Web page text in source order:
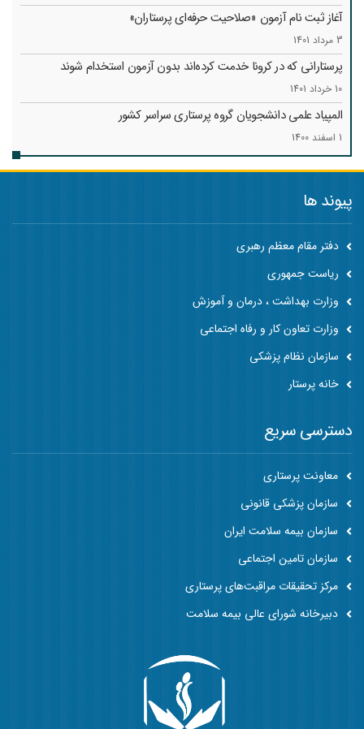
آغاز ثبت نام آزمون «صلاحیت حرفه‌ای پرستاران»
3 مرداد 1401
پرستارانی که در کرونا خدمت کرد‌ه‌اند بدون آزمون استخدام شوند
10 خرداد 1401
المپیاد علمی دانشجویان گروه پرستاری سراسر کشور
1 اسفند 1400
پیوند ها
دفتر مقام معظم رهبری
ریاست جمهوری
وزارت بهداشت ، درمان و آموزش
وزارت تعاون کار و رفاه اجتماعی
سازمان نظام پزشکی
خانه پرستار
دسترسی سریع
معاونت پرستاری
سازمان پزشکی قانونی
سازمان بیمه سلامت ایران
سازمان تامین اجتماعی
مرکز تحقیقات مراقبت‌های پرستاری
دبیرخانه شورای عالی بیمه سلامت